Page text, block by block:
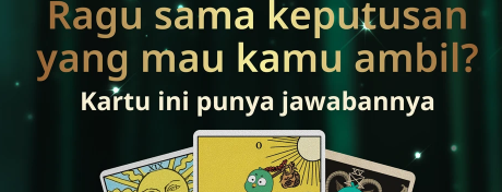
Kabupaten Tabanan, Bali 82111
lebih banyak